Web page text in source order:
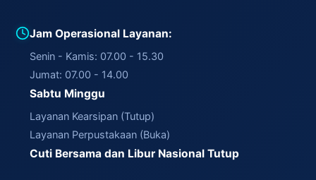
Jam Operasional Layanan:
Senin - Kamis: 07.00 - 15.30
Jumat: 07.00 - 14.00
Sabtu Minggu
Layanan Kearsipan (Tutup)
Layanan Perpustakaan (Buka)
Cuti Bersama dan Libur Nasional Tutup